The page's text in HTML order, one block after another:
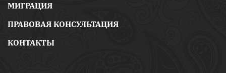
МИГРАЦИЯ
ПРАВОВАЯ КОНСУЛЬТАЦИЯ
КОНТАКТЫ